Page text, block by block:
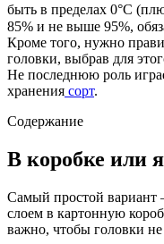
быть в пределах 0°С
85% и не выше 95%,
Кроме того, нужно
головки, выбрав для
Не последнюю роль
хранения сорт.
Содержание
В коробке или
Самый простой вариант
слоем в картонную
важно, чтобы головки